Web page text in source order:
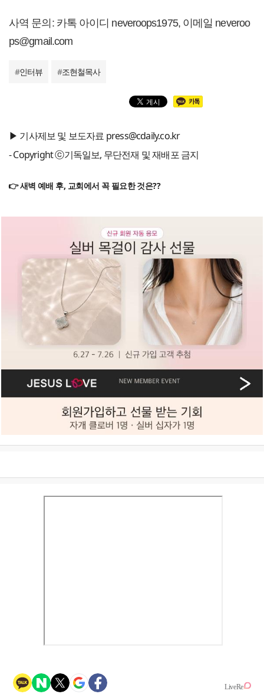
사역 문의: 카톡 아이디 neveroops1975, 이메일 neveroo
ps@gmail.com
#인터뷰 #조현철목사
▶ 기사제보 및 보도자료 press@cdaily.co.kr
- Copyright ⓒ기독일보, 무단전재 및 재배포 금지
👉 새벽 예배 후, 교회에서 꼭 필요한 것은??